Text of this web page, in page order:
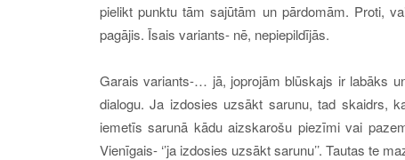
pielikt punktu tām sajūtām un pārdomām. Proti,
pagājis. Īsais variants- nē, nepiepildījās.
Garais variants-… jā, joprojām blūskajs ir labāks
dialogu. Ja izdosies uzsākt sarunu, tad skaidrs,
iemetīs sarunā kādu aizskarošu piezīmi vai
Vienīgais- ‘’ja izdosies uzsākt sarunu’’. Tautas te